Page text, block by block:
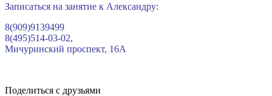
Записаться на занятие к Александру:
8(909)9139499
8(495)514-03-02,
Мичуринский проспект, 16А
Поделиться с друзьями